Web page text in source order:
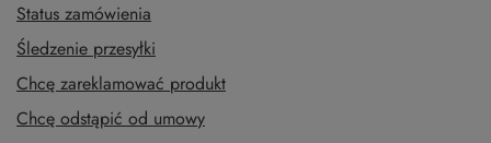
Status zamówienia
Śledzenie przesyłki
Chcę zareklamować produkt
Chcę odstąpić od umowy